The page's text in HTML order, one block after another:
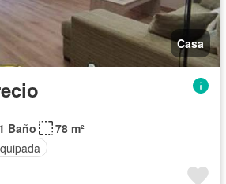
Casa
1 Baño
78 m²